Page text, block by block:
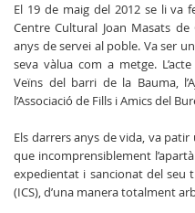
El 19 de maig del 2012 se li va
Centre Cultural Joan Masats
anys de servei al poble. Va ser
seva vàlua com a metge.
Veïns del barri de la Bauma,
l’Associació de Fills i Amics del
Els darrers anys de vida, va
que incomprensiblement
expedientat i sancionat del seu
(ICS), d’una manera totalment